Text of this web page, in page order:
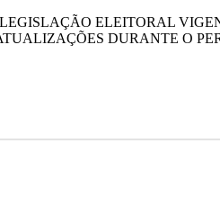
ELEITORAL
DURANTE O